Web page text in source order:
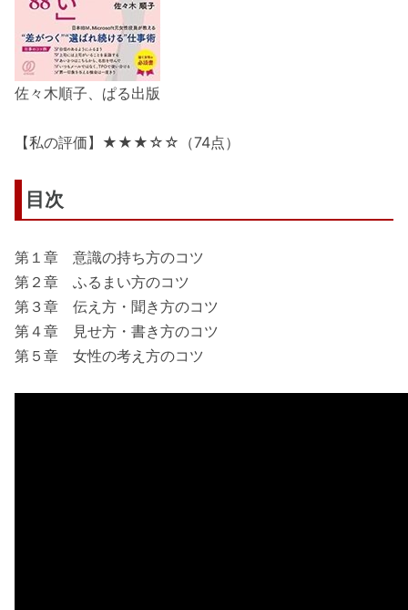
佐々木順子、ぱる出版
【私の評価】★★★☆☆（74点）
目次
第１章 意識の持ち方のコツ
第２章 ふるまい方のコツ
第３章 伝え方・聞き方のコツ
第４章 見せ方・書き方のコツ
第５章 女性の考え方のコツ